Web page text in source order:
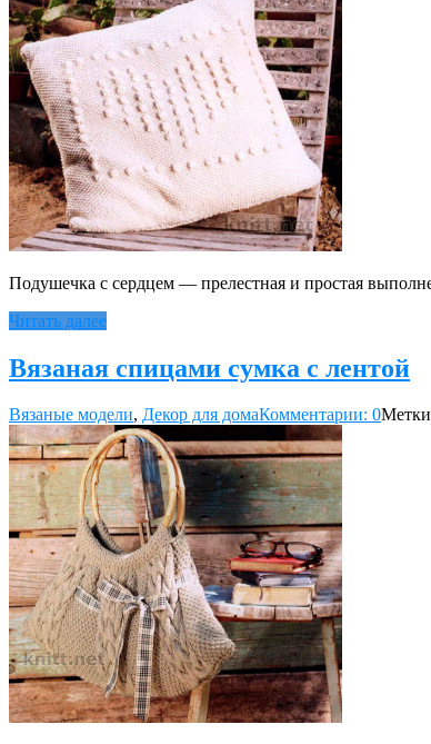
Подушечка с сердцем — прелестная и простая
Читать далее
Вязаная спицами сумка с лентой
Вязаные модели, Декор для домаКомментарии: 0